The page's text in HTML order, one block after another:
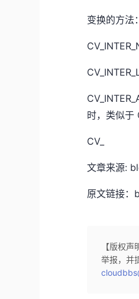
变换的方法：
时，类似于
CV_
文章来源:
原文链接
【版权
举报，并